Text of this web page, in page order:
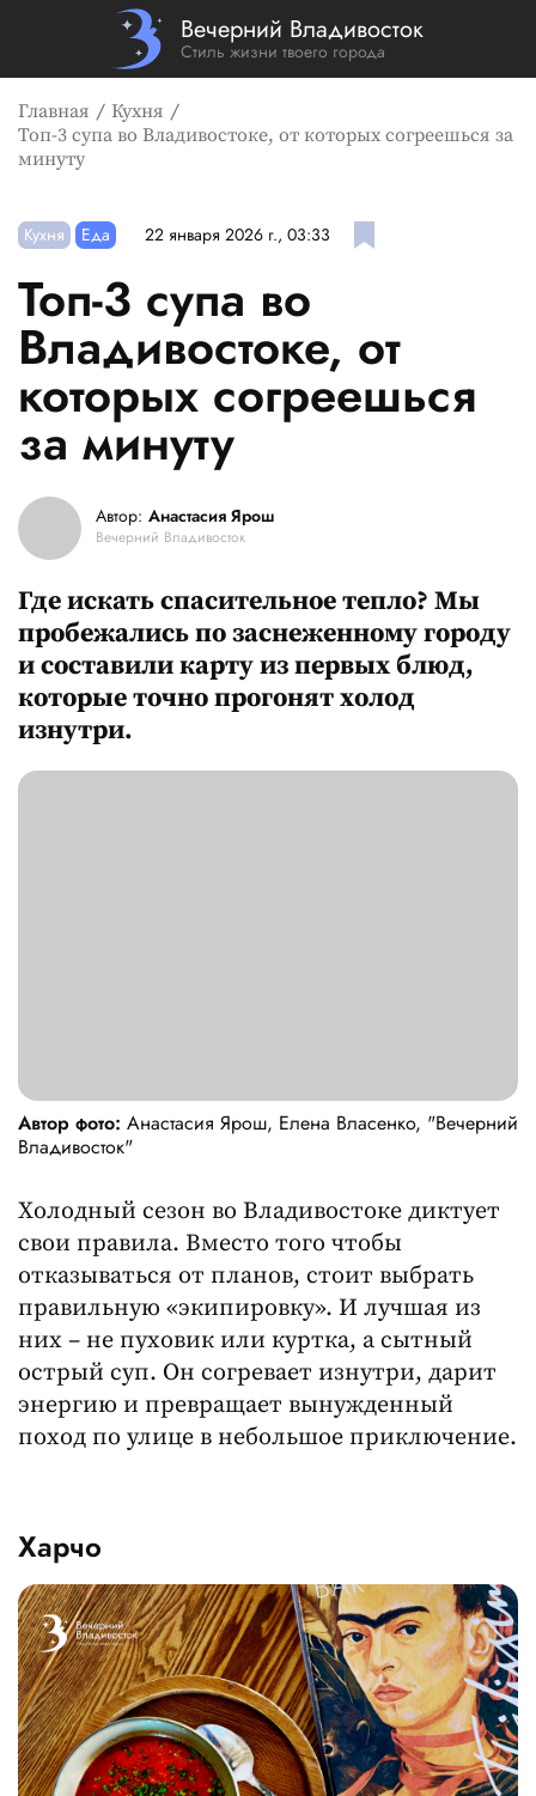
Вечерний Владивосток
Стиль жизни твоего города
Главная
Кухня
Топ-3 супа во Владивостоке, от которых согреешься за
минуту
Кухня Еда 22 января 2026 г., 03:33
Топ-3 супа во
Владивостоке, от
которых согреешься
за минуту
Автор: Анастасия Ярош
Вечерний Владивосток
Где искать спасительное тепло? Мы
пробежались по заснеженному городу
и составили карту из первых блюд,
которые точно прогонят холод
изнутри.
Автор фото: Анастасия Ярош, Елена Власенко, "Вечерний
Владивосток"
Холодный сезон во Владивостоке диктует
свои правила. Вместо того чтобы
отказываться от планов, стоит выбрать
правильную «экипировку». И лучшая из
них – не пуховик или куртка, а сытный
острый суп. Он согревает изнутри, дарит
энергию и превращает вынужденный
поход по улице в небольшое приключение.
Харчо